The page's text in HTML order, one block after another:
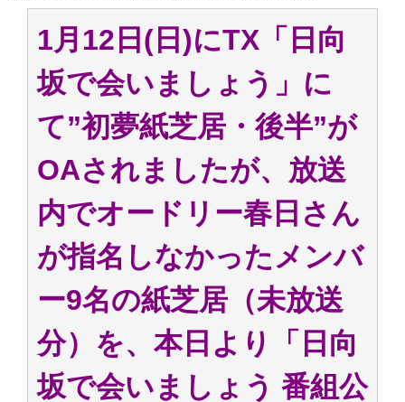
かけまくったうちの息子が団地住みの貧乏に学歴で負けた」
Powered by livedoor 相互RSS
1月12日(日)にTX「日向
坂で会いましょう」に
て”初夢紙芝居・後半”が
OAされましたが、放送
内でオードリー春日さん
が指名しなかったメンバ
ー9名の紙芝居（未放送
分）を、本日より「日向
坂で会いましょう 番組公